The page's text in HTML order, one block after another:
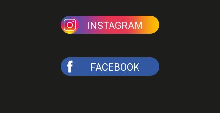
INSTAGRAM
FACEBOOK